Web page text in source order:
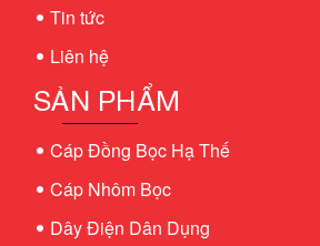
Tin tức
Liên hệ
SẢN PHẨM
Cáp Đồng Bọc Hạ Thế
Cáp Nhôm Bọc
Dây Điện Dân Dụng